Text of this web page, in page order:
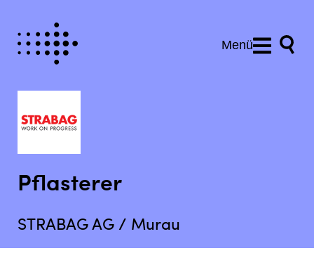
Menü
Pflasterer
STRABAG AG / Murau